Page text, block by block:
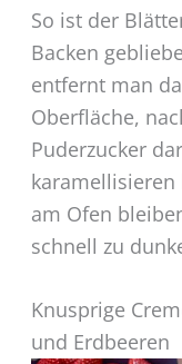
So ist der
Backen
entfernt man
Oberfläche,
Puderzucker
karamellisieren
am Ofen
schnell zu
Knusprige
und Erdbeeren